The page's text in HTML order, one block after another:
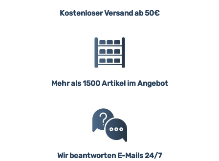
Kostenloser Versand ab 50€
Mehr als 1500 Artikel im Angebot
Wir beantworten E-Mails 24/7